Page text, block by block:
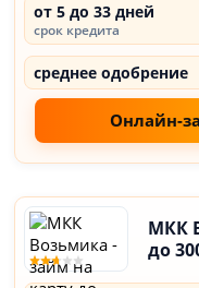
от 5 до 33 дней
срок кредита
среднее одобрение
Онлайн-
МКК
до